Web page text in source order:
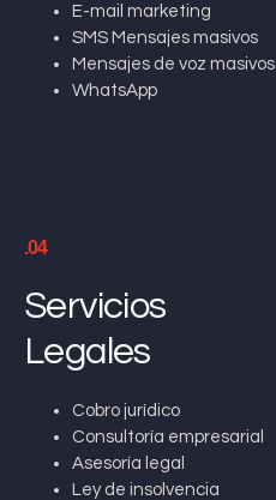
E-mail marketing
SMS Mensajes masivos
Mensajes de voz masivos
WhatsApp
.04
Servicios
Legales
Cobro jurídico
Consultoría empresarial
Asesoría legal
Ley de insolvencia